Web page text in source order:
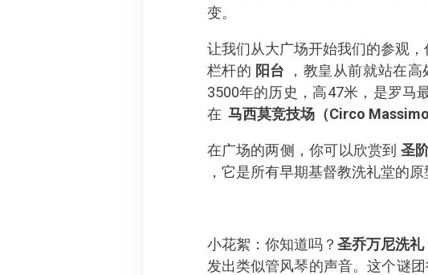
变。
让我们从大广场开始我们的参观
栏杆的 阳台 ，教皇从前就站在
3500年的历史，高47米，是罗马
在 马西莫竞技场（Circo Massimo
在广场的两侧，你可以欣赏到 圣
，它是所有早期基督教洗礼堂的原
小花絮：你知道吗？ 圣乔万尼洗礼
发出类似管风琴的声音。这个谜